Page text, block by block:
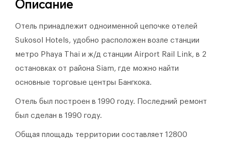
Описание
Отель принадлежит одноименной цепочке отелей
Sukosol Hotels, удобно расположен возле станции
метро Phaya Thai и ж/д станции Airport Rail Link, в 2
остановках от района Siam, где можно найти
основные торговые центры Бангкока.
Отель был построен в 1990 году. Последний ремонт
был сделан в 1990 году.
Общая площадь территории составляет 12800